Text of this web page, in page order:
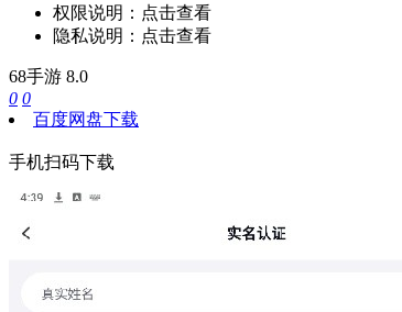
权限说明： 点击查看
隐私说明： 点击查看
68手游 8.0
0 0
百度网盘下载
手机扫码下载